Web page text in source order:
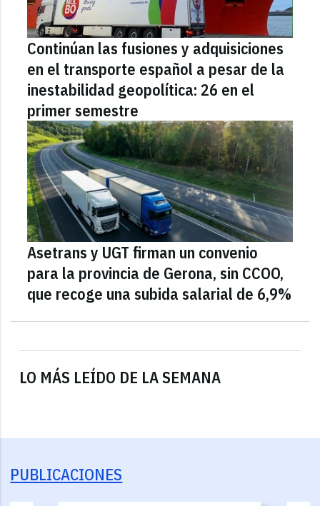
LO MÁS LEÍDO DE LA SEMANA
Continúan las fusiones y adquisiciones
en el transporte español a pesar de la
inestabilidad geopolítica: 26 en el
primer semestre
Asetrans y UGT firman un convenio
para la provincia de Gerona, sin CCOO,
que recoge una subida salarial de 6,9%
PUBLICACIONES